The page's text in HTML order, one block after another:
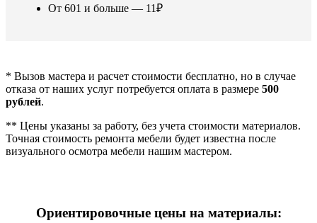
От 601 и больше — 11₽
* Вызов мастера и расчет стоимости бесплатно, но в случае
отказа от наших услуг потребуется оплата в размере 500
рублей.
** Цены указаны за работу, без учета стоимости материалов.
Точная стоимость ремонта мебели будет известна после
визуального осмотра мебели нашим мастером.
Ориентировочные цены на материалы: